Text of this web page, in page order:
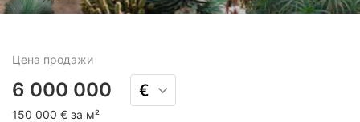
Цена продажи
6 000 000
150 000 € за м²